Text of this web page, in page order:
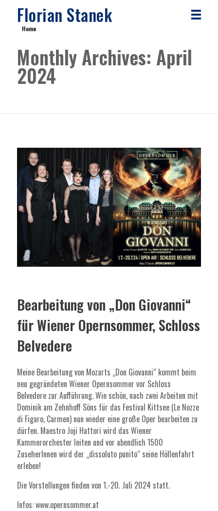
Florian Stanek
Home
Monthly Archives: April
2024
Bearbeitung von „Don Giovanni“
für Wiener Opernsommer, Schloss
Belvedere
Meine Bearbeitung von Mozarts „Don Giovanni“ kommt beim
neu gegründeten Wiener Opernsommer vor Schloss
Belvedere zur Aufführung. Wie schön, nach zwei Arbeiten mit
Dominik am Zehnhoff Söns für das Festival Kittsee (Le Nozze
di Figaro, Carmen) nun wieder eine große Oper bearbeiten zu
dürfen. Maestro Joji Hattori wird das Wiener
Kammerorchester leiten und vor abendlich 1500
ZuseherInnen wird der „dissoluto punito“ seine Höllenfahrt
erleben!
Die Vorstellungen finden von 1.-20. Juli 2024 statt.
Infos:www.opernsommer.at